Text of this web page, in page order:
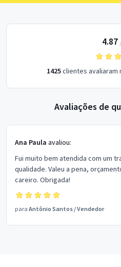
4.87
1425clientes avaliaram
Avaliações de
Ana Paula avaliou:
Fui muito bem atendida com um
qualidade. Valeu a pena,
careiro. Obrigada!
para Antônio Santos /Vendedor